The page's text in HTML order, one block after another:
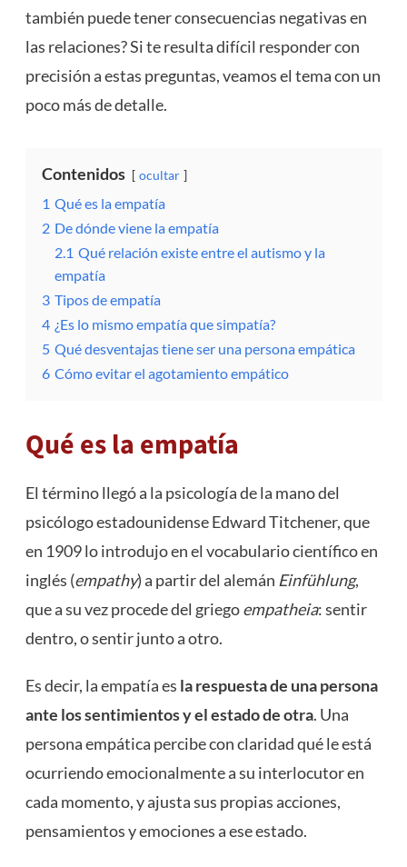
también puede tener consecuencias negativas en
las relaciones? Si te resulta difícil responder con
precisión a estas preguntas, veamos el tema con un
poco más de detalle.
Contenidos ocultar
1 Qué es la empatía
2 De dónde viene la empatía
2.1 Qué relación existe entre el autismo y la
empatía
3 Tipos de empatía
4 ¿Es lo mismo empatía que simpatía?
5 Qué desventajas tiene ser una persona empática
6 Cómo evitar el agotamiento empático
Qué es la empatía
El término llegó a la psicología de la mano del
psicólogo estadounidense Edward Titchener, que
en 1909 lo introdujo en el vocabulario científico en
inglés (empathy) a partir del alemán Einfühlung,
que a su vez procede del griegoempatheia: sentir
dentro, o sentir junto a otro.
Es decir, la empatía es la respuesta de una persona
ante los sentimientos y el estado de otra. Una
persona empática percibe con claridad qué le está
ocurriendo emocionalmente a su interlocutor en
cada momento, y ajusta sus propias acciones,
pensamientos y emociones a ese estado.